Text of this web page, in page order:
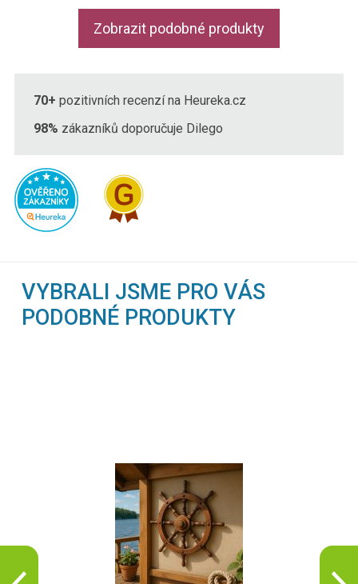
Zobrazit podobné produkty
70+ pozitivních recenzí na Heureka.cz
98% zákazníků doporučuje Dilego
VYBRALI JSME PRO VÁS
PODOBNÉ PRODUKTY